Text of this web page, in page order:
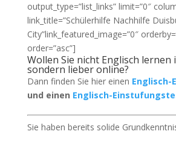
output_type=”list_links” limit=”0″
link_title=”Schülerhilfe Nachhilfe
City”link_featured_image=”0″
order=”asc”]
Wollen Sie nicht Englisch
sondern lieber online?
Dann finden Sie hier einen Englisch-
und einen Englisch-
Sie haben bereits solide